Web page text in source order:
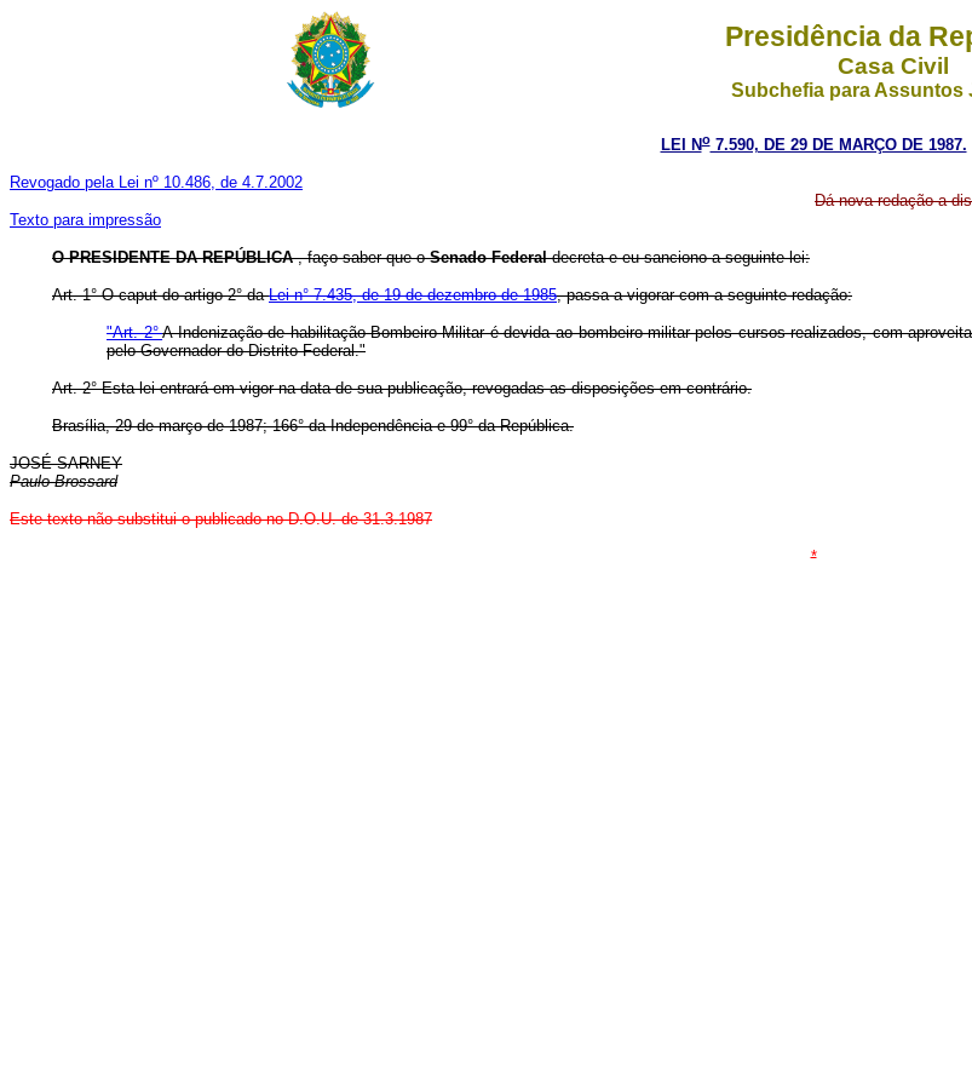
Presidência da
Casa Civil
Subchefia para Assuntos
LEI No7.590, DE 29 DE MARÇO DE 1987.
Revogado pela Lei nº 10.486, de 4.7.2002
Texto para impressão
Dá nova redação a
O PRESIDENTE DA REPÚBLICA, faço saber que oSenado Federaldecreta e eu sanciono a seguinte lei:
Art. 1° O caput do artigo 2° daLei n° 7.435, de 19 de dezembro de 1985, passa a vigorar com a seguinte redação:
"Art. 2°A Indenização de habilitação Bombeiro-Militar é devida ao bombeiro-militar pelos cursos realizados, com
pelo Governador do Distrito Federal."
Art. 2° Esta lei entrará em vigor na data de sua publicação, revogadas as disposições em contrário.
Brasília, 29 de março de 1987; 166° da Independência e 99° da República.
JOSÉ SARNEY
Paulo Brossard
Este texto não substitui o publicado no D.O.U. de 31.3.1987
*